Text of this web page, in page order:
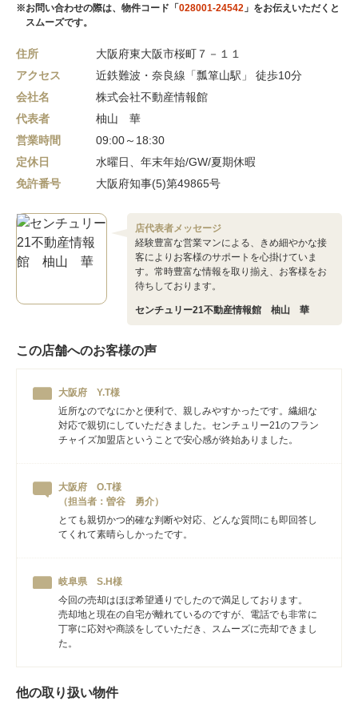
※お問い合わせの際は、物件コード「028001-24542 」をお伝えいただくと
スムーズです。
住所
大阪府東大阪市桜町７－１１
アクセス
近鉄難波・奈良線「瓢箪山駅」 徒歩10分
会社名
株式会社不動産情報館
代表者
柚山 華
営業時間
09:00～18:30
定休日
水曜日、年末年始/GW/夏期休暇
免許番号
大阪府知事(5)第49865号
店代表者メッセージ
経験豊富な営業マンによる、きめ細やかな接
客によりお客様のサポートを心掛けていま
す。常時豊富な情報を取り揃え、お客様をお
待ちしております。
センチュリー21不動産情報館 柚山 華
この店舗へのお客様の声
大阪府 Y.T様
近所なのでなにかと便利で、親しみやすかったです。繊細な
対応で親切にしていただきました。センチュリー21のフラン
チャイズ加盟店ということで安心感が終始ありました。
大阪府 O.T様
（担当者：曽谷 勇介）
とても親切かつ的確な判断や対応、どんな質問にも即回答し
てくれて素晴らしかったです。
岐阜県 S.H様
今回の売却はほぼ希望通りでしたので満足しております。
売却地と現在の自宅が離れているのですが、電話でも非常に
丁寧に応対や商談をしていただき、スムーズに売却できまし
た。
他の取り扱い物件